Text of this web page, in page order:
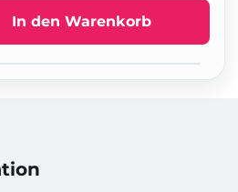
In den Warenkorb